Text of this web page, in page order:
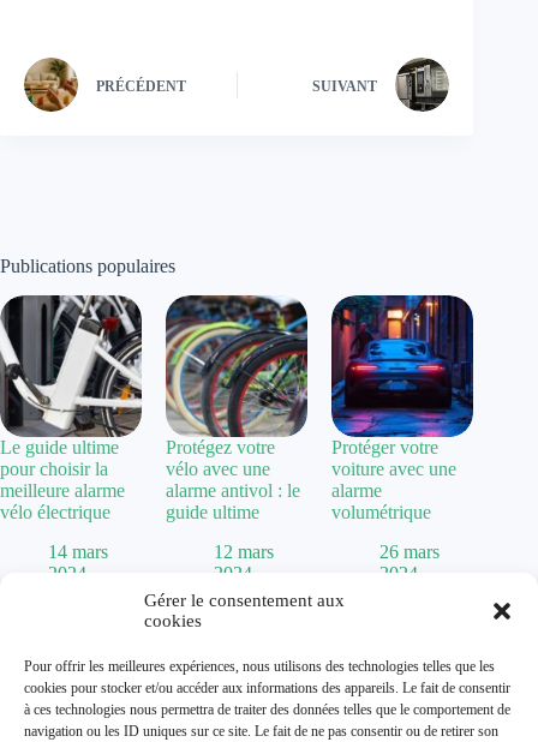
Gérer le consentement aux
cookies
Pour offrir les meilleures expériences, nous utilisons des technologies telles que les
cookies pour stocker et/ou accéder aux informations des appareils. Le fait de consentir
à ces technologies nous permettra de traiter des données telles que le comportement de
navigation ou les ID uniques sur ce site. Le fait de ne pas consentir ou de retirer son
PRÉCÉDENT SUIVANT
Publications populaires
Le guide ultime
pour choisir la
meilleure alarme
vélo électrique
14 mars
2024
Protégez votre
vélo avec une
alarme antivol : le
guide ultime
12 mars
2024
Protéger votre
voiture avec une
alarme
volumétrique
26 mars
2024
Mentions Légales
Plan de site
Contact